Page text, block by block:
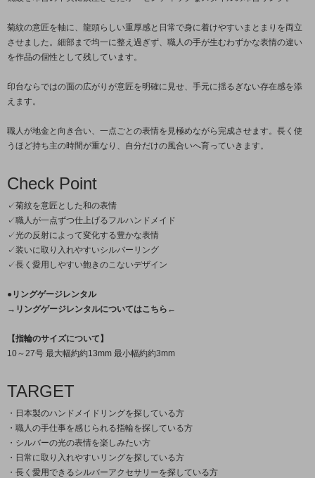
菊紋の意匠を軸に、龍頭らしい重厚感と日常で身に着けやすいまとまりを両立
させました。細部まで均一に整え過ぎず、職人の手が生むわずかな表情の違い
を作品の個性として残しています。
印台ならではの面の広がりが意匠を明確に見せ、手元に揺るぎない存在感を添
えます。
職人が地金と向き合い、一点ごとの表情を見極めながら完成させます。長く使
うほど持ち主の時間が重なり、自分だけの風合いへ育っていきます。
Check Point
✓菊紋を意匠とした和の表情
✓職人が一点ずつ仕上げるフルハンドメイド
✓光の反射によって変化する豊かな表情
✓装いに取り入れやすいシルバーリング
✓長く愛用しやすい飽きのこないデザイン
●リングゲージレンタル
→リングゲージレンタルについてはこちら←
【指輪のサイズについて】
10～27号 最大幅約約13mm 最小幅約約3mm
TARGET
・日本製のハンドメイドリングを探している方
・職人の手仕事を感じられる指輪を探している方
・シルバーの光の表情を楽しみたい方
・日常に取り入れやすいリングを探している方
・長く愛用できるシルバーアクセサリーを探している方